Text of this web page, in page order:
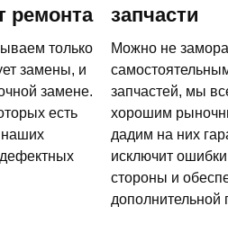
ремонта
только
замены, и
замене.
есть
наших
запчасти
Можно не
запчастей, мы
хорошим
дадим на них
исключит
стороны и
дополнительной